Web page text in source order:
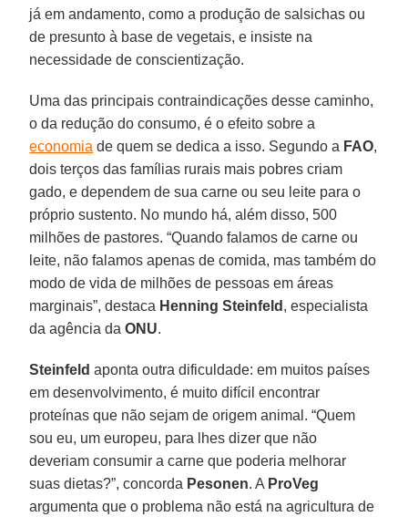
já em andamento, como a produção de salsichas ou
de presunto à base de vegetais, e insiste na
necessidade de conscientização.
Uma das principais contraindicações desse caminho,
o da redução do consumo, é o efeito sobre a
economia de quem se dedica a isso. Segundo a FAO,
dois terços das famílias rurais mais pobres criam
gado, e dependem de sua carne ou seu leite para o
próprio sustento. No mundo há, além disso, 500
milhões de pastores. “Quando falamos de carne ou
leite, não falamos apenas de comida, mas também do
modo de vida de milhões de pessoas em áreas
marginais”, destaca Henning Steinfeld , especialista
da agência daONU.
Steinfeld aponta outra dificuldade: em muitos países
em desenvolvimento, é muito difícil encontrar
proteínas que não sejam de origem animal. “Quem
sou eu, um europeu, para lhes dizer que não
deveriam consumir a carne que poderia melhorar
suas dietas?”, concorda Pesonen. A ProVeg
argumenta que o problema não está na agricultura de